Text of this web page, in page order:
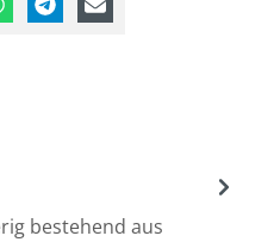
bestehend aus